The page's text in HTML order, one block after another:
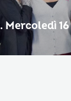
Mercoledì